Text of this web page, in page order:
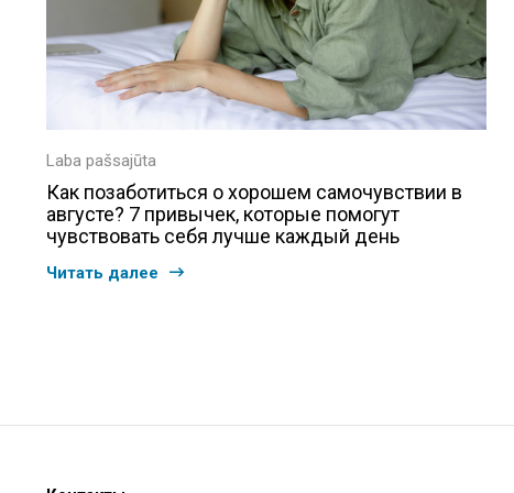
Laba pašsajūta
Как позаботиться о хорошем самочувствии в
августе? 7 привычек, которые помогут
чувствовать себя лучше каждый день
Читать далее